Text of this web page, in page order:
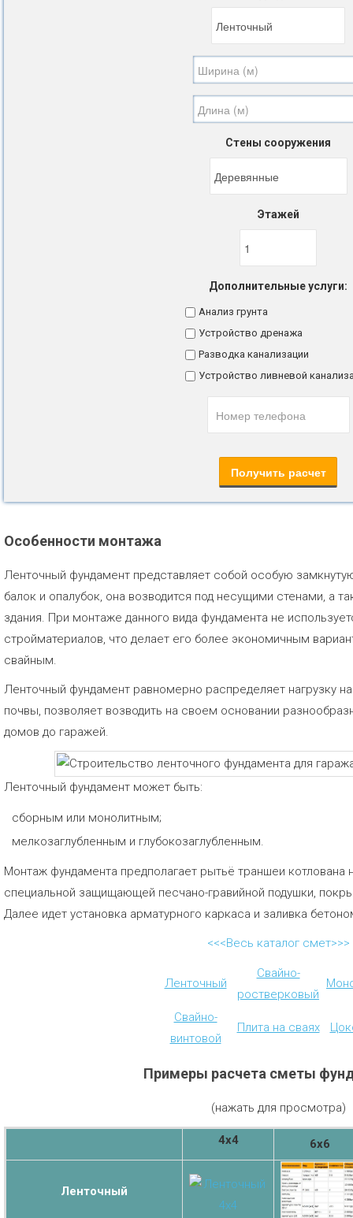
Стены сооружения
Этажей
Дополнительные услуги:
Анализ грунта
Устройство дренажа
Разводка канализации
Устройство ливневой
Особенности монтажа
Ленточный фундамент представляет собой особую
балок и опалубок, она возводится под несущими стенами, а
здания. При монтаже данного вида фундамента не
стройматериалов, что делает его более экономичным
свайным.
Ленточный фундамент равномерно распределяет нагрузку
почвы, позволяет возводить на своем основании
домов до гаражей.
Ленточный фундамент может быть:
сборным или монолитным;
мелкозаглубленным и глубокозаглубленным.
Монтаж фундамента предполагает рытьё траншеи котлована
специальной защищающей песчано-гравийной подушки,
Далее идет установка арматурного каркаса и заливка
<<<Весь каталог смет>>>
Ленточный
Свайно-
ростверковый
Свайно-
винтовой
Плита на сваях
Примеры расчета сметы
(нажать для просмотра)
4х4 6х6
Ленточный